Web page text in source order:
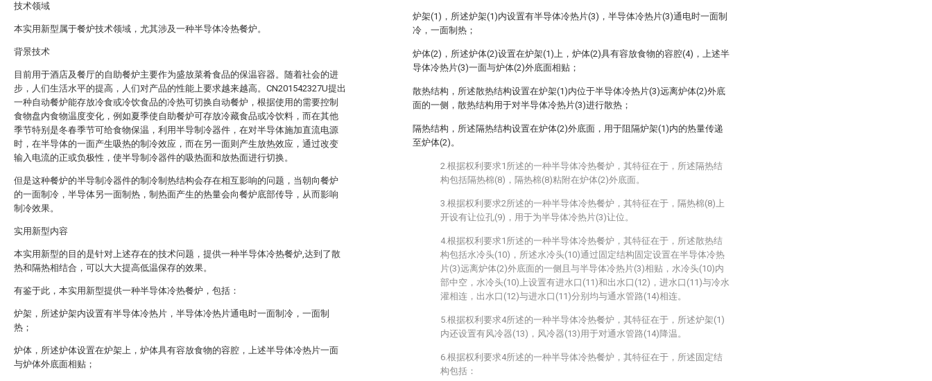
技术领域
本实用新型属于餐炉技术领域，尤其涉及一种半导体冷热餐炉。
背景技术
目前用于酒店及餐厅的自助餐炉主要作为盛放菜肴食品的保温容器。随着社会的进
步，人们生活水平的提高，人们对产品的性能上要求越来越高。CN201542327U提出
一种自动餐炉能存放冷食或冷饮食品的冷热可切换自动餐炉，根据使用的需要控制
食物盘内食物温度变化，例如夏季使自助餐炉可存放冷藏食品或冷饮料，而在其他
季节特别是冬春季节可给食物保温，利用半导制冷器件，在对半导体施加直流电源
时，在半导体的一面产生吸热的制冷效应，而在另一面则产生放热效应，通过改变
输入电流的正或负极性，使半导制冷器件的吸热面和放热面进行切换。
但是这种餐炉的半导制冷器件的制冷制热结构会存在相互影响的问题，当朝向餐炉
的一面制冷，半导体另一面制热，制热面产生的热量会向餐炉底部传导，从而影响
制冷效果。
实用新型内容
本实用新型的目的是针对上述存在的技术问题，提供一种半导体冷热餐炉,达到了散
热和隔热相结合，可以大大提高低温保存的效果。
有鉴于此，本实用新型提供一种半导体冷热餐炉，包括：
炉架，所述炉架内设置有半导体冷热片，半导体冷热片通电时一面制冷，一面制
热；
炉体，所述炉体设置在炉架上，炉体具有容放食物的容腔，上述半导体冷热片一面
与炉体外底面相贴；
炉架(1)，所述炉架(1)内设置有半导体冷热片(3)，半导体冷热片(3)通电时一面制
冷，一面制热；
炉体(2)，所述炉体(2)设置在炉架(1)上，炉体(2)具有容放食物的容腔(4)，上述半
导体冷热片(3)一面与炉体(2)外底面相贴；
散热结构，所述散热结构设置在炉架(1)内位于半导体冷热片(3)远离炉体(2)外底
面的一侧，散热结构用于对半导体冷热片(3)进行散热；
隔热结构，所述隔热结构设置在炉体(2)外底面，用于阻隔炉架(1)内的热量传递
至炉体(2)。
2.根据权利要求1所述的一种半导体冷热餐炉，其特征在于，所述隔热结
构包括隔热棉(8)，隔热棉(8)粘附在炉体(2)外底面。
3.根据权利要求2所述的一种半导体冷热餐炉，其特征在于，隔热棉(8)上
开设有让位孔(9)，用于为半导体冷热片(3)让位。
4.根据权利要求1所述的一种半导体冷热餐炉，其特征在于，所述散热结
构包括水冷头(10)，所述水冷头(10)通过固定结构固定设置在半导体冷热
片(3)远离炉体(2)外底面的一侧且与半导体冷热片(3)相贴，水冷头(10)内
部中空，水冷头(10)上设置有进水口(11)和出水口(12)，进水口(11)与冷水
灌相连，出水口(12)与进水口(11)分别均与通水管路(14)相连。
5.根据权利要求4所述的一种半导体冷热餐炉，其特征在于，所述炉架(1)
内还设置有风冷器(13)，风冷器(13)用于对通水管路(14)降温。
6.根据权利要求4所述的一种半导体冷热餐炉，其特征在于，所述固定结
构包括：